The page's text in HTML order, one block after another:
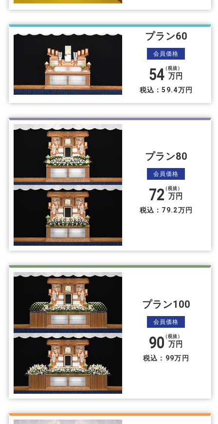
プラン60
会員価格
54 （税抜）
万円
税込：59.4万円
プラン80
会員価格
72（税抜）
万円
税込：79.2万円
プラン100
会員価格
90（税抜）
万円
税込：99万円